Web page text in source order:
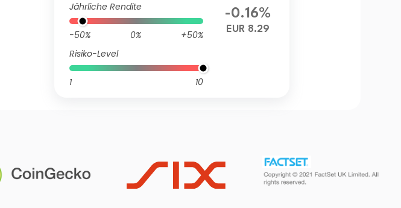
Jährliche Rendite
-50% 0%
+50%
Risiko-Level
1 10
-0.16%
EUR 8.29